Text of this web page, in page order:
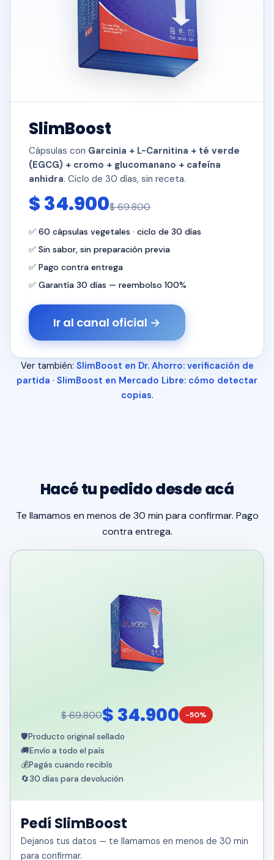
SlimBoost
Cápsulas con Garcinia + L-Carnitina + té verde
(EGCG) + cromo + glucomanano + cafeína
anhidra. Ciclo de 30 días, sin receta.
$ 34.900$ 69.800
✅ 60 cápsulas vegetales · ciclo de 30 días
✅ Sin sabor, sin preparación previa
✅ Pago contra entrega
✅ Garantía 30 días — reembolso 100%
Ir al canal oficial →
Ver también: SlimBoost en Dr. Ahorro: verificación de
partida · SlimBoost en Mercado Libre: cómo detectar
copias.
Hacé tu pedido desde acá
Te llamamos en menos de 30 min para confirmar. Pago
contra entrega.
$ 69.800$ 34.900 -50%
🛡️Producto original sellado
🚚Envío a todo el país
💰Pagás cuando recibís
🔄30 días para devolución
Pedí SlimBoost
Dejanos tus datos — te llamamos en menos de 30 min
para confirmar.